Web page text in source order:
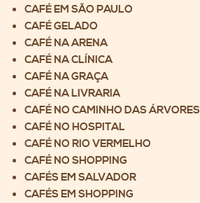
CAFÉ EM SÃO PAULO
CAFÉ GELADO
CAFÉ NA ARENA
CAFÉ NA CLÍNICA
CAFÉ NA GRAÇA
CAFÉ NA LIVRARIA
CAFÉ NO CAMINHO DAS ÁRVORES
CAFÉ NO HOSPITAL
CAFÉ NO RIO VERMELHO
CAFÉ NO SHOPPING
CAFÉS EM SALVADOR
CAFÉS EM SHOPPING